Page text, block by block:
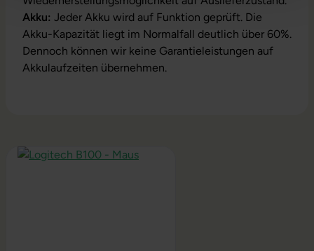
Akku: Jeder Akku wird auf Funktion geprüft. Die
Akku-Kapazität liegt im Normalfall deutlich über 60%.
Dennoch können wir keine Garantieleistungen auf
Akkulaufzeiten übernehmen.
Produktgalerie überspringen